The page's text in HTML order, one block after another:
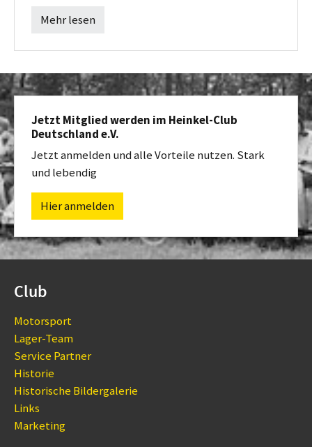
Mehr lesen
Jetzt Mitglied werden im Heinkel-Club
Deutschland e.V.
Jetzt anmelden und alle Vorteile nutzen. Stark
und lebendig
Hier anmelden
Club
Motorsport
Lager-Team
Service Partner
Historie
Historische Bildergalerie
Links
Marketing